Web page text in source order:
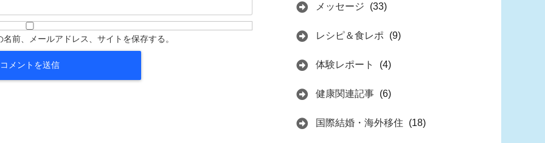
前、メールアドレス、サイトを保存する。
メッセージ (33)
レシピ＆食レポ (9)
体験レポート (4)
健康関連記事 (6)
国際結婚・海外移住 (18)